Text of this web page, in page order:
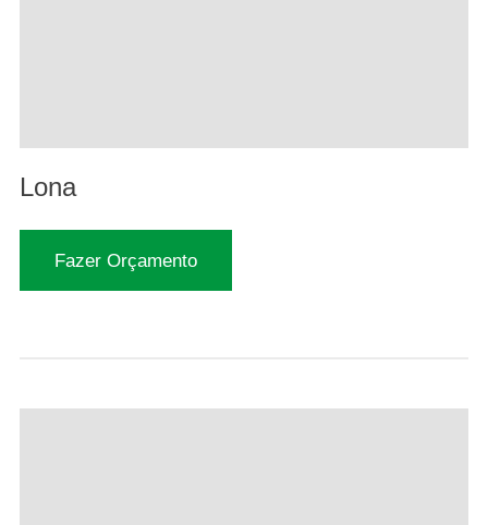
Lona
Fazer Orçamento